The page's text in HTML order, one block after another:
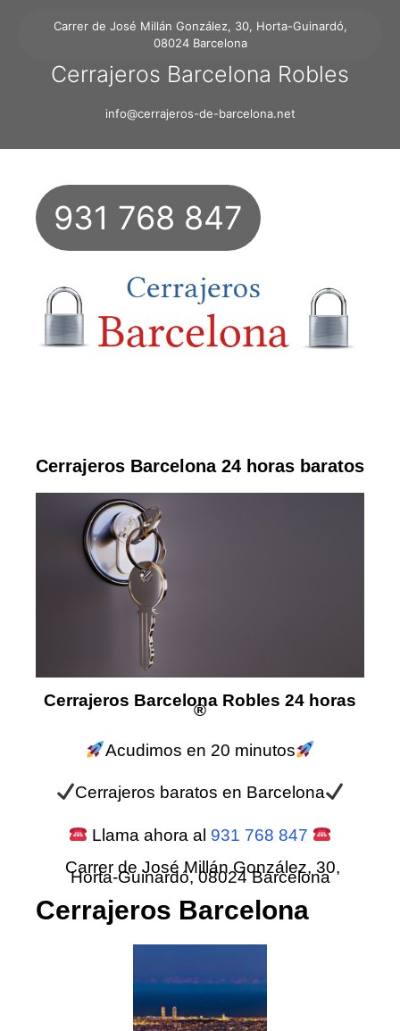
Carrer de José Millán González, 30, Horta-Guinardó,
08024 Barcelona
Cerrajeros Barcelona Robles
info@cerrajeros-de-barcelona.net
931 768 847
Cerrajeros Barcelona 24 horas baratos
Cerrajeros Barcelona Robles 24 horas
®
Acudimos en 20 minutos
Cerrajeros baratos en Barcelona
Llama ahora al 931 768 847
Carrer de José Millán González, 30,
Horta-Guinardó, 08024 Barcelona
Cerrajeros Barcelona